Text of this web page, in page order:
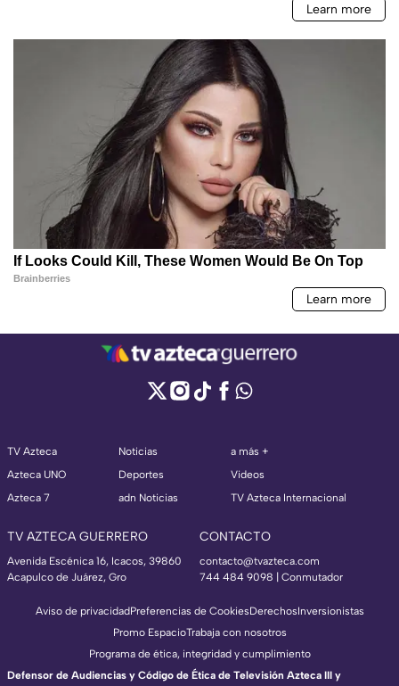
TV Azteca
Azteca UNO
Azteca 7
Noticias
Deportes
adn Noticias
a más +
Videos
TV Azteca Internacional
TV AZTECA GUERRERO
Avenida Escénica 16, Icacos, 39860
Acapulco de Juárez, Gro
CONTACTO
contacto@tvazteca.com
744 484 9098 | Conmutador
Aviso de privacidadPreferencias de CookiesDerechosInversionistas
Promo EspacioTrabaja con nosotros
Programa de ética, integridad y cumplimiento
Defensor de Audiencias y Código de Ética de Televisión Azteca III y